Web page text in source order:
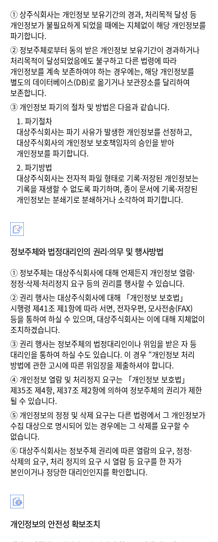
① 상주식회사는 개인정보 보유기간의 경과, 처리목적 달성 등
개인정보가 불필요하게 되었을 때에는 지체없이 해당 개인정보를
파기합니다.
② 정보주체로부터 동의 받은 개인정보 보유기간이 경과하거나
처리목적이 달성되었음에도 불구하고 다른 법령에 따라
개인정보를 계속 보존하여야 하는 경우에는, 해당 개인정보를
별도의 데이터베이스(DB)로 옮기거나 보관장소를 달리하여
보존합니다.
③ 개인정보 파기의 절차 및 방법은 다음과 같습니다.
1. 파기절차
대상주식회사는 파기 사유가 발생한 개인정보를 선정하고,
대상주식회사의 개인정보 보호책임자의 승인을 받아
개인정보를 파기합니다.
2. 파기방법
대상주식회사는 전자적 파일 형태로 기록·저장된 개인정보는
기록을 재생할 수 없도록 파기하며, 종이 문서에 기록·저장된
개인정보는 분쇄기로 분쇄하거나 소각하여 파기합니다.
정보주체와 법정대리인의 권리·의무 및 행사방법
① 정보주체는 대상주식회사에 대해 언제든지 개인정보 열람·
정정·삭제·처리정지 요구 등의 권리를 행사할 수 있습니다.
②권리 행사는 대상주식회사에 대해 「개인정보 보호법」
시행령 제41조 제1항에 따라 서면, 전자우편, 모사전송(FAX)
등을 통하여 하실 수 있으며, 대상주식회사는 이에 대해 지체없이
조치하겠습니다.
③권리 행사는 정보주체의 법정대리인이나 위임을 받은 자 등
대리인을 통하여 하실 수도 있습니다. 이 경우 “개인정보 처리
방법에 관한 고시에 따른 위임장을 제출하셔야 합니다.
④ 개인정보 열람 및 처리정지 요구는 「개인정보 보호법」
제35조 제4항, 제37조 제2항에 의하여 정보주체의 권리가 제한
될 수 있습니다.
⑤ 개인정보의 정정 및 삭제 요구는 다른 법령에서 그 개인정보가
수집 대상으로 명시되어 있는 경우에는 그 삭제를 요구할 수
없습니다.
⑥ 대상주식회사는 정보주체 권리에 따른 열람의 요구, 정정·
삭제의 요구, 처리 정지의 요구 시 열람 등 요구를 한 자가
본인이거나 정당한 대리인인지를 확인합니다.
개인정보의 안전성 확보조치